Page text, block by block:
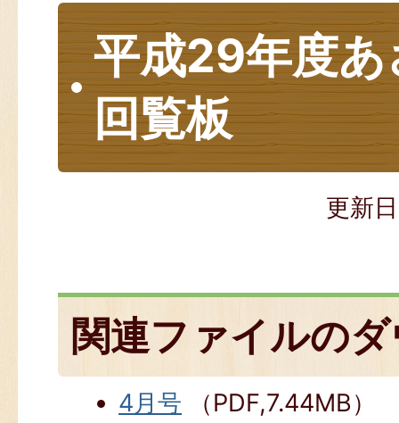
平成29年度
回覧板
更新
関連ファイルの
4月号 （PDF,7.44MB）